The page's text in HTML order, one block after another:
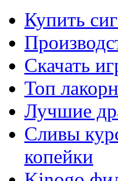
Купить
Скачать
Топ
Лучшие
Сливы
копейки